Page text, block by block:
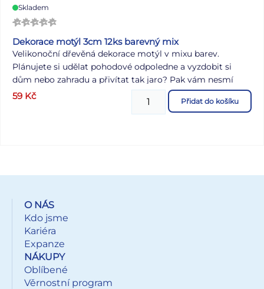
Skladem
Dekorace motýl 3cm 12ks barevný mix
Velikonoční dřevěná dekorace motýl v mixu barev.
Plánujete si udělat pohodové odpoledne a vyzdobit si
dům nebo zahradu a přivítat tak jaro? Pak vám nesmí
chybět tyto krásné dekorace v podobě různě barevných
motýlů. Dekoraci lze použít k aranžování velikonočních
59 Kč Přidat do košíku
O NÁS
Kdo jsme
Kariéra
Expanze
NÁKUPY
Oblíbené
Věrnostní program